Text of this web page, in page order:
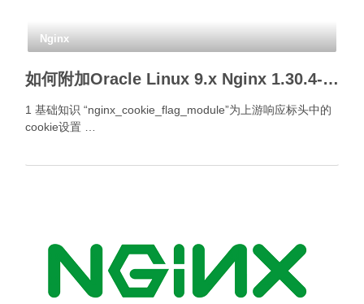
Nginx
如何附加Oracle Linux 9.x Nginx 1.30.4- Cookie标签模块？
1 基础知识 “nginx_cookie_flag_module”为上游响应标头中的
cookie设置 …